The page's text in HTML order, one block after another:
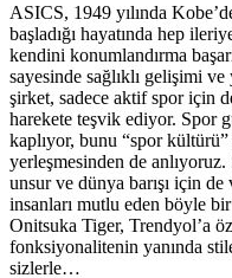
ASICS, 1949 yılında
başladığı hayatında hep
kendini konumlandırma
sayesinde sağlıklı gelişimi
şirket, sadece aktif spor için
harekete teşvik ediyor. Spor
kaplıyor, bunu “spor
yerleşmesinden de
unsur ve dünya barışı için
insanları mutlu eden böyle
Onitsuka Tiger, Trendyol’a
fonksiyonalitenin yanında
sizlerle…